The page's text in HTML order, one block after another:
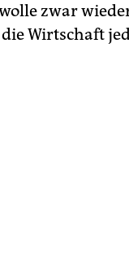
zwar
Wirtschaft